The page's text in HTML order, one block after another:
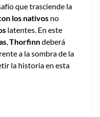
que trasciende la
los nativos no
latentes. En este
,Thorfinndeberá
a la sombra de la
la historia en esta